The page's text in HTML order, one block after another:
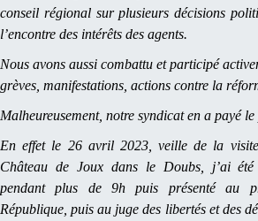
conseil régional sur plusieurs décisions
l’encontre des intérêts des agents.
Nous avons aussi combattu et participé
grèves, manifestations, actions contre la
Malheureusement, notre syndicat en a payé
En effet le 26 avril 2023, veille de la
Château de Joux dans le Doubs, j’ai
pendant plus de 9h puis présenté au
République, puis au juge des libertés et des